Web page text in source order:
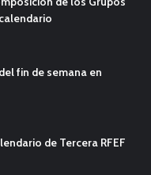
fin de semana en
de Tercera RFEF